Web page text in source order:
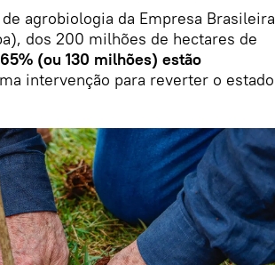
agrobiologia da Empresa Brasileira
dos 200 milhões de hectares de
65% (ou 130 milhões) estão
intervenção para reverter o estado